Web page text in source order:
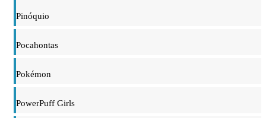
Pinóquio
Pocahontas
Pokémon
PowerPuff Girls